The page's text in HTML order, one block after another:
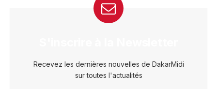
Recevez les dernières nouvelles de DakarMidi
sur toutes l'actualités